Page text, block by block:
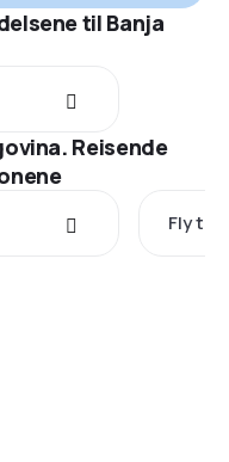
til Banja
Reisende
Fly to